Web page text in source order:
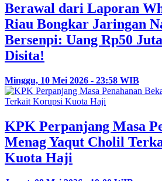
Berawal dari Laporan
Riau Bongkar Jaringan
Bersenpi: Uang Rp50
Disita!
Minggu, 10 Mei 2026 - 23:58 WIB
KPK Perpanjang Masa
Menag Yaqut Cholil
Kuota Haji